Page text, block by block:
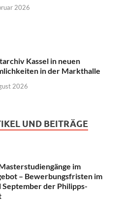
2026
Kassel in neuen
in der Markthalle
2026
UND BEITRÄGE
im
– Bewerbungsfristen im
September der Philipps-